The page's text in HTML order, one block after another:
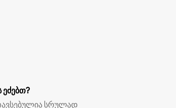
ეძებთ?
სრულად